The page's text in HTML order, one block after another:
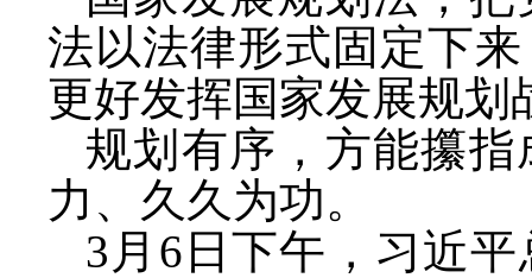
法以法律形式固定下
更好发挥国家发展规划
规划有序，方能攥
力、久久为功。
3月6日下午，习近